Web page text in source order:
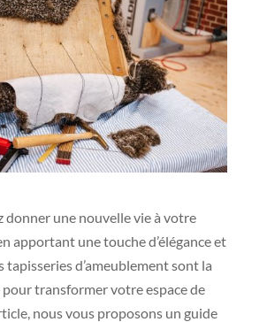
donner une nouvelle vie à votre
apportant une touche d’élégance et
tapisseries d’ameublement sont la
transformer votre espace de
nous vous proposons un guide